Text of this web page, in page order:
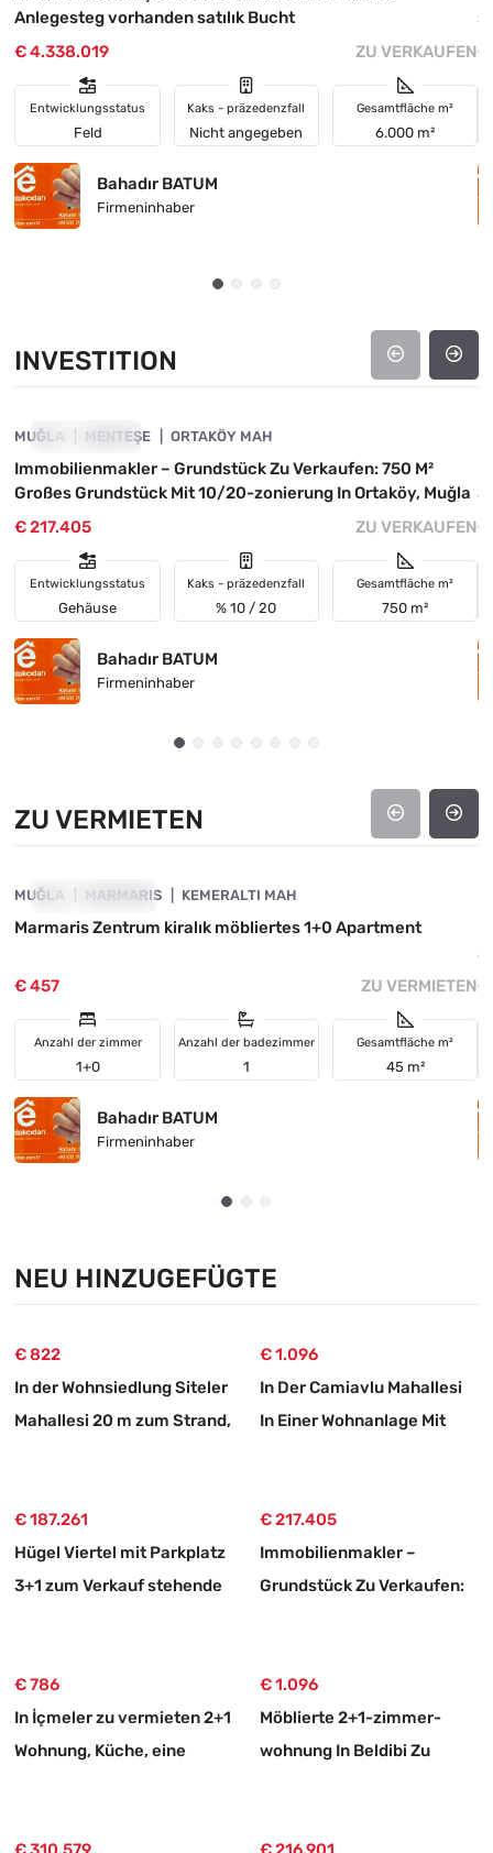
Anlegesteg vorhanden satılık Bucht
€ 4.338.019
ZU VERKAUFEN
Entwicklungsstatus
Feld
Kaks - präzedenzfall
Nicht angegeben
Gesamtfläche m²
6.000 m²
Bahadır BATUM
Firmeninhaber
€
INVESTITION
INVESTITION
MUĞLA MENTEŞE ORTAKÖY MAH
Immobilienmakler – Grundstück Zu Verkaufen: 750 M²
Großes Grundstück Mit 10/20-zonierung In Ortaköy, Muğla
€ 217.405
ZU VERKAUFEN
Entwicklungsstatus
Gehäuse
Kaks - präzedenzfall
% 10 / 20
Gesamtfläche m²
750 m²
Bahadır BATUM
Firmeninhaber
€
ZU VERMIETEN
ZU VERMIETEN
MUĞLA MARMARIS KEMERALTI MAH
Marmaris Zentrum kiralık möbliertes 1+0 Apartment
€ 457 ZU VERMIETEN
Anzahl der zimmer
1+0
Anzahl der badezimmer
1
Gesamtfläche m²
45 m²
Bahadır BATUM
Firmeninhaber
€
NEU HINZUGEFÜGTE
€ 822
In der Wohnsiedlung Siteler
Mahallesi 20 m zum Strand,
€ 1.096
In Der Camiavlu Mahallesi
In Einer Wohnanlage Mit
€ 187.261
Hügel Viertel mit Parkplatz
3+1 zum Verkauf stehende
€ 217.405
Immobilienmakler –
Grundstück Zu Verkaufen:
Ortaköy, Muğla
€ 786
In İçmeler zu vermieten 2+1
Wohnung, Küche, eine
€ 1.096
Möblierte 2+1-zimmer-
wohnung In Beldibi Zu